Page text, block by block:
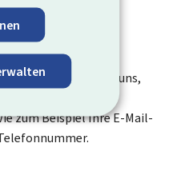
und helfen Sie uns,
Sie keine
zum Beispiel Ihre E-Mail-